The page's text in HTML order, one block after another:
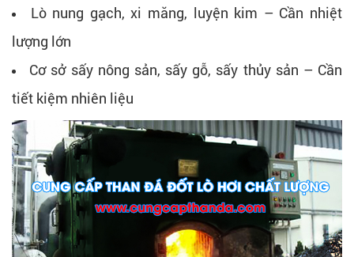
Lò nung gạch, xi măng, luyện kim – Cần nhiệt
lượng lớn
Cơ sở sấy nông sản, sấy gỗ, sấy thủy sản – Cần
tiết kiệm nhiên liệu